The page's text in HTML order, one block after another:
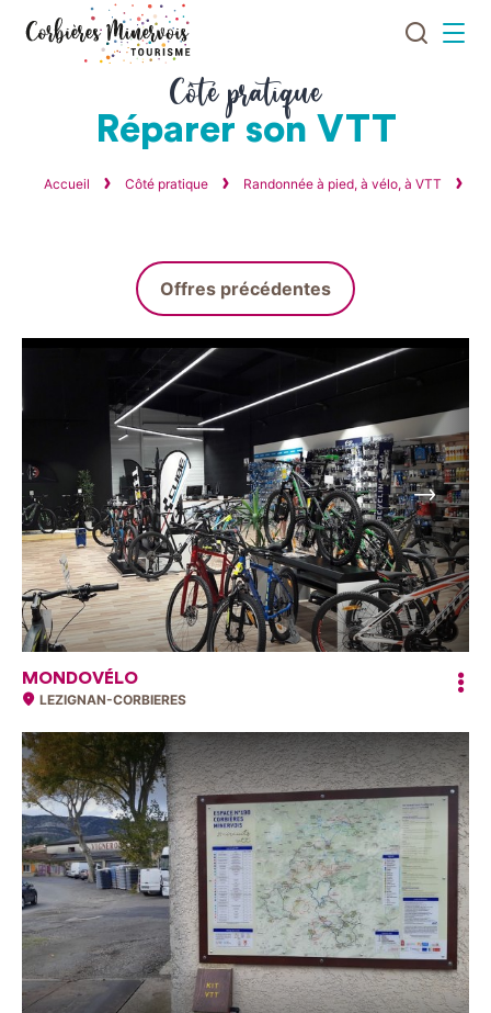
JeMenu
Côté pratique
Réparer son VTT
Accueil Côté pratique Randonnée à pied, à vélo, à VTT
Offres précédentes
Suivant
MONDOVÉLO
LEZIGNAN-CORBIERES